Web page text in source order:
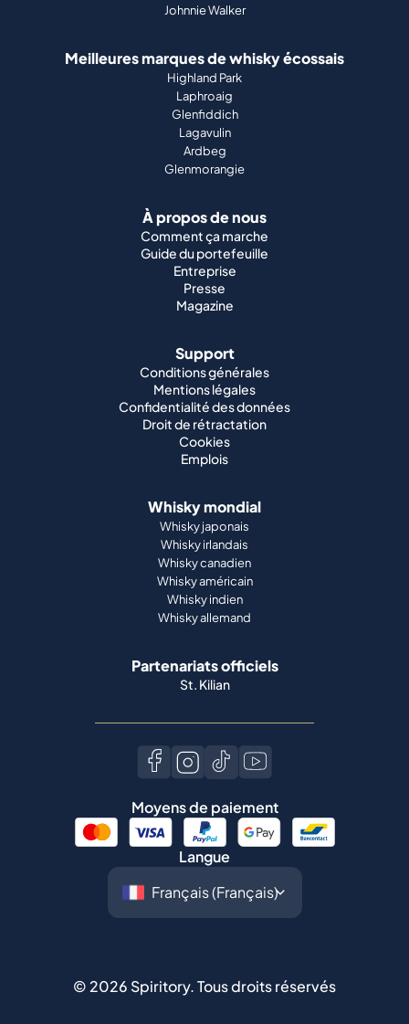
Johnnie Walker
Meilleures marques de whisky écossais
Highland Park
Laphroaig
Glenfiddich
Lagavulin
Ardbeg
Glenmorangie
À propos de nous
Comment ça marche
Guide du portefeuille
Entreprise
Presse
Magazine
Support
Conditions générales
Mentions légales
Confidentialité des données
Droit de rétractation
Cookies
Emplois
Whisky mondial
Whisky japonais
Whisky irlandais
Whisky canadien
Whisky américain
Whisky indien
Whisky allemand
Partenariats officiels
St. Kilian
Moyens de paiement
Langue
© 2026 Spiritory.Tous droits réservés